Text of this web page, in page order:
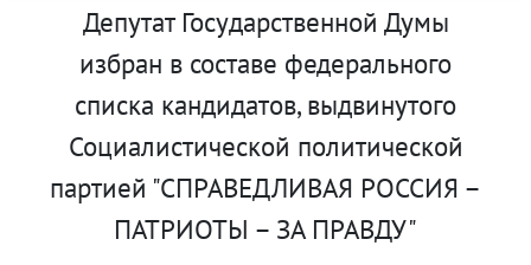
Депутат Государственной Думы
избран в составе федерального
списка кандидатов, выдвинутого
Социалистической политической
партией "СПРАВЕДЛИВАЯ РОССИЯ –
ПАТРИОТЫ – ЗА ПРАВДУ"